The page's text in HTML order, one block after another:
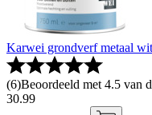
Karwei grondverf metaal
(6)Beoordeeld met 4.5 van
30.99